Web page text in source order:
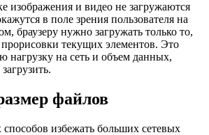
изображения и видео не загружаются
в поле зрения пользователя на
браузеру нужно загружать только то,
текущих элементов. Это
нагрузку на сеть и объем данных,
файлов
избежать больших сетевых